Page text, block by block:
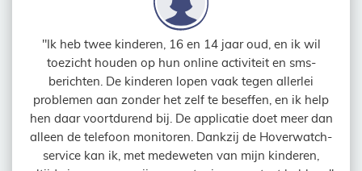
"Ik heb twee kinderen, 16 en 14 jaar oud, en ik wil
toezicht houden op hun online activiteit en sms-
berichten. De kinderen lopen vaak tegen allerlei
problemen aan zonder het zelf te beseffen, en ik help
hen daar voortdurend bij. De applicatie doet meer dan
alleen de telefoon monitoren. Dankzij de Hoverwatch-
service kan ik, met medeweten van mijn kinderen,